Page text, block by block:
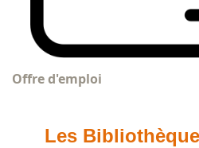
Offre d'emploi
Les